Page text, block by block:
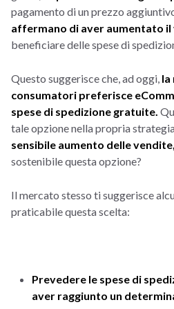
pagamento di un prezzo
affermano di aver aumentato il
beneficiare delle spese di
Questo suggerisce che, ad oggi, la
consumatori preferisce
spese di spedizione gratuite.
tale opzione nella propria
sensibile aumento delle vendite,
sostenibile questa opzione?
Il mercato stesso ti suggerisce
praticabile questa scelta:
Prevedere le spese di
aver raggiunto un